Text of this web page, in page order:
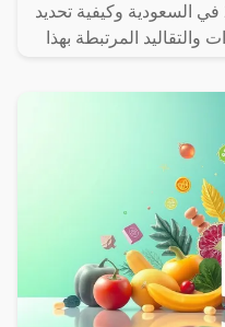
اكتشف متى يبدأ رمضان 2025 في السعودية وكيفية تحديد
والتقاليد المرتبطة بهذا